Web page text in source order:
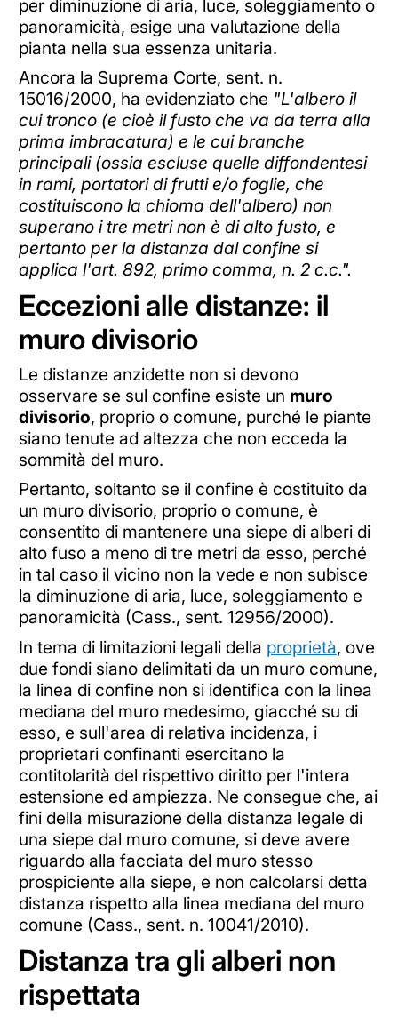
per diminuzione di aria, luce, soleggiamento o
panoramicità, esige una valutazione della
pianta nella sua essenza unitaria.
Ancora la Suprema Corte, sent. n.
15016/2000, ha evidenziato che "L'albero il
cui tronco (e cioè il fusto che va da terra alla
prima imbracatura) e le cui branche
principali (ossia escluse quelle diffondentesi
in rami, portatori di frutti e/o foglie, che
costituiscono la chioma dell'albero) non
superano i tre metri non è di alto fusto, e
pertanto per la distanza dal confine si
applica l'art. 892, primo comma, n. 2 c.c.".
Eccezioni alle distanze: il
muro divisorio
Le distanze anzidette non si devono
osservare se sul confine esiste un muro
divisorio, proprio o comune, purché le piante
siano tenute ad altezza che non ecceda la
sommità del muro.
Pertanto, soltanto se il confine è costituito da
un muro divisorio, proprio o comune, è
consentito di mantenere una siepe di alberi di
alto fuso a meno di tre metri da esso, perché
in tal caso il vicino non la vede e non subisce
la diminuzione di aria, luce, soleggiamento e
panoramicità (Cass., sent. 12956/2000).
In tema di limitazioni legali della proprietà, ove
due fondi siano delimitati da un muro comune,
la linea di confine non si identifica con la linea
mediana del muro medesimo, giacché su di
esso, e sull'area di relativa incidenza, i
proprietari confinanti esercitano la
contitolarità del rispettivo diritto per l'intera
estensione ed ampiezza. Ne consegue che, ai
fini della misurazione della distanza legale di
una siepe dal muro comune, si deve avere
riguardo alla facciata del muro stesso
prospiciente alla siepe, e non calcolarsi detta
distanza rispetto alla linea mediana del muro
comune (Cass., sent. n. 10041/2010).
Distanza tra gli alberi non
rispettata